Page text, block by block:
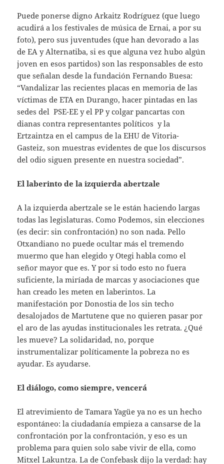
Puede ponerse digno Arkaitz Rodríguez (que luego
acudirá a los festivales de música de Ernai, a por su
foto), pero sus juventudes (que han devorado a las
de EA y Alternatiba, si es que alguna vez hubo algún
joven en esos partidos) son las responsables de esto
que señalan desde la fundación Fernando Buesa:
“Vandalizar las recientes placas en memoria de las
víctimas de ETA en Durango, hacer pintadas en las
sedes del PSE-EE y el PP y colgar pancartas con
dianas contra representantes políticos y la
Ertzaintza en el campus de la EHU de Vitoria-
Gasteiz, son muestras evidentes de que los discursos
del odio siguen presente en nuestra sociedad”.
El laberinto de la izquierda abertzale
A la izquierda abertzale se le están haciendo largas
todas las legislaturas. Como Podemos, sin elecciones
(es decir: sin confrontación) no son nada. Pello
Otxandiano no puede ocultar más el tremendo
muermo que han elegido y Otegi habla como el
señor mayor que es. Y por si todo esto no fuera
suficiente, la miríada de marcas y asociaciones que
han creado les meten en laberintos. La
manifestación por Donostia de los sin techo
desalojados de Martutene que no quieren pasar por
el aro de las ayudas institucionales les retrata. ¿Qué
les mueve? La solidaridad, no, porque
instrumentalizar políticamente la pobreza no es
ayudar. Es ayudarse.
El diálogo, como siempre, vencerá
El atrevimiento de Tamara Yagüe ya no es un hecho
espontáneo: la ciudadanía empieza a cansarse de la
confrontación por la confrontación, y eso es un
problema para quien solo sabe vivir de ella, como
Mitxel Lakuntza. La de Confebask dijo la verdad: hay